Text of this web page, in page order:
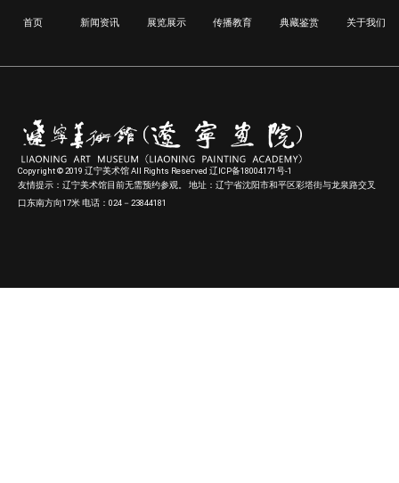
首页 新闻资讯 展览展示 传播教育 典藏鉴赏 关于我们
Copyright © 2019 辽宁美术馆 All Rights Reserved 辽ICP备18004171号-1
友情提示：辽宁美术馆目前无需预约参观。 地址：辽宁省沈阳市和平区彩塔街与龙泉路交叉
口东南方向17米 电话：024－23844181